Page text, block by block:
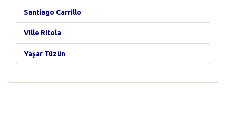
Santiago Carrillo
Ville Ritola
Yaşar Tüzün